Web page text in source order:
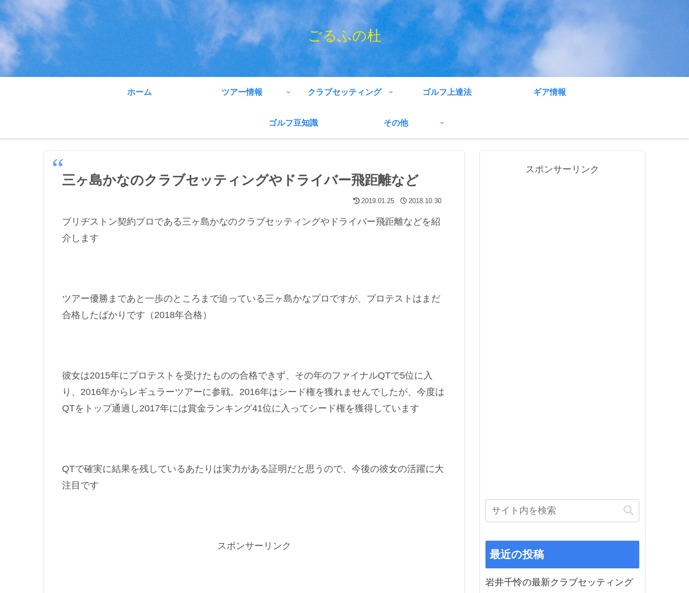
ごるふの杜
ホーム ツアー情報 クラブセッティング ゴルフ上達法 ギア情報
ゴルフ豆知識 その他
三ヶ島かなのクラブセッティングやドライバー飛距離など
2019.01.25 2018.10.30
ブリヂストン契約プロである三ヶ島かなのクラブセッティングやドライバー飛距離などを紹
介します
ツアー優勝まであと一歩のところまで迫っている三ヶ島かなプロですが、プロテストはまだ
合格したばかりです（2018年合格）
彼女は2015年にプロテストを受けたものの合格できず、その年のファイナルQTで5位に入
り、2016年からレギュラーツアーに参戦。2016年はシード権を獲れませんでしたが、今度は
QTをトップ通過し2017年には賞金ランキング41位に入ってシード権を獲得しています
QTで確実に結果を残しているあたりは実力がある証明だと思うので、今後の彼女の活躍に大
注目です
スポンサーリンク
スポンサーリンク
最近の投稿
岩井千怜の最新クラブセッティング